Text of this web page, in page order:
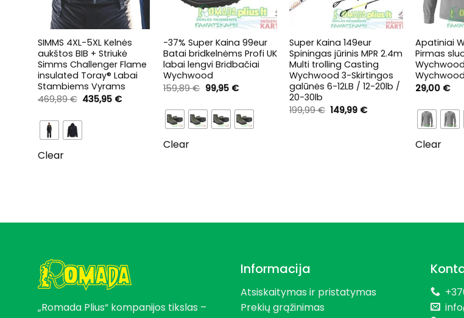
+
SIMMS 4XL-5XL Kelnės
aukštos BIB + Striukė
Simms Challenger Flame
insulated Toray® Labai
Stambiems Vyrams
469,89€ Original
price
469,89 €.
435,95 €Current
Clear
-37% Super Kaina 99eur
Batai bridkelnėms Profi UK
labai lengvi Bridbačiai
Wychwood
159,89€ Original
price
159,89 €.
99,95 €Current
99,95 €.
Clear
Super Kaina 149eur
Spiningas jūrinis MPR 2.4m
Multi trolling Casting
Wychwood 3-Skirtingos
galūnės 6-12LB / 12-20lb /
20-30lb
199,99€ Original
price
149,99 €Current
Apatiniai
Pirmas
Wychwood
29,00 €
Clear
„Romada Plius“ kompanijos tikslas –
Informacija
Atsiskaitymas ir pristatymas
Prekių grąžinimas